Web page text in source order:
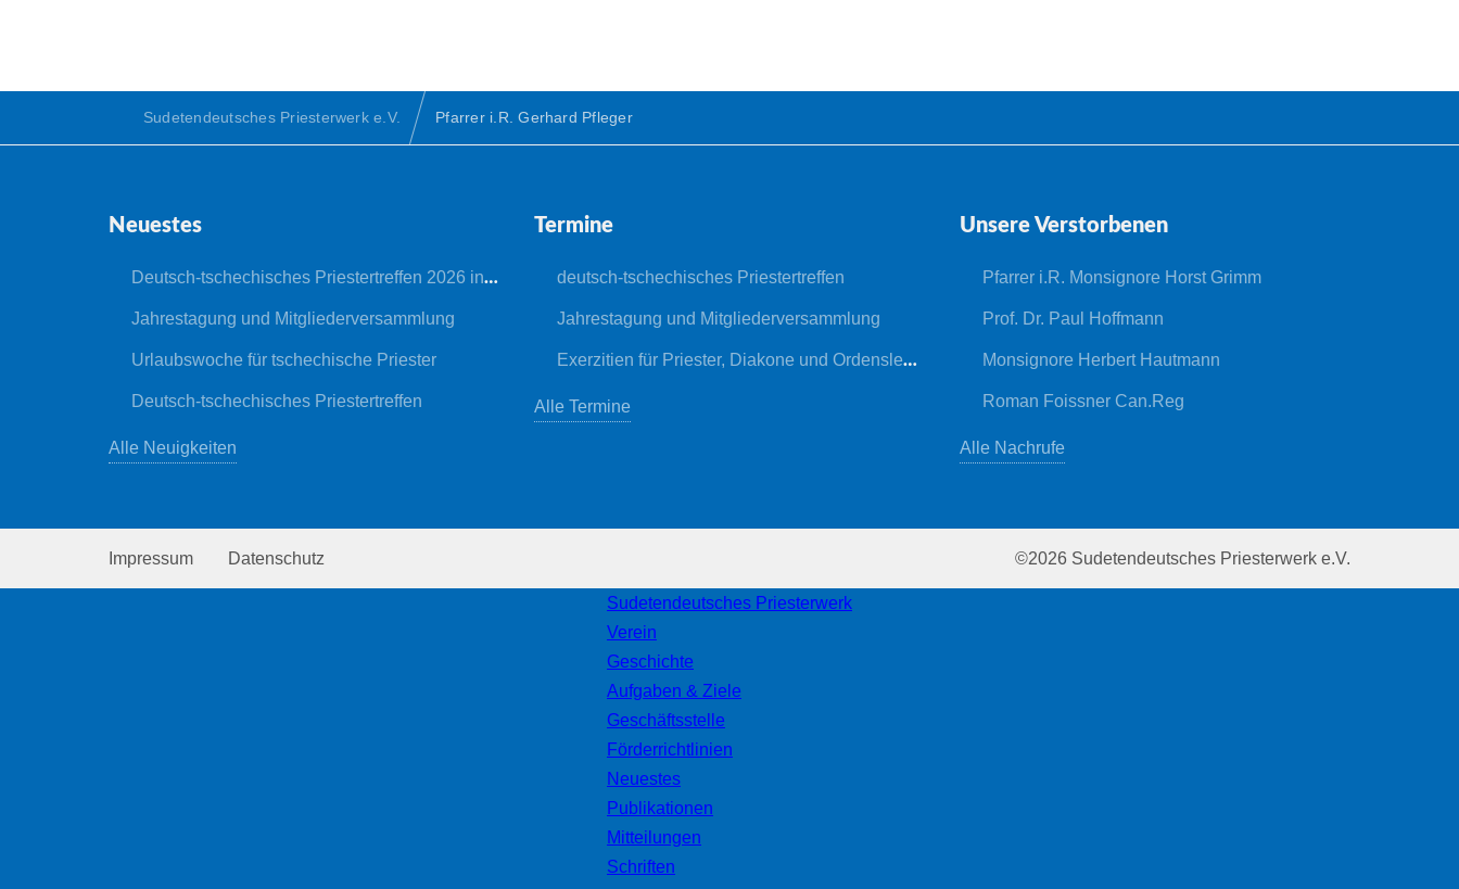
Sudetendeutsches Priesterwerk e.V. Pfarrer i.R. Gerhard Pfleger
Neuestes
Deutsch-tschechisches Priestertreffen 2026 in Nepomuk
Jahrestagung und Mitgliederversammlung
Urlaubswoche für tschechische Priester
Deutsch-tschechisches Priestertreffen
Alle Neuigkeiten
Termine
deutsch-tschechisches Priestertreffen
Jahrestagung und Mitgliederversammlung
Exerzitien für Priester, Diakone und Ordensleute
Alle Termine
Unsere Verstorbenen
Pfarrer i.R. Monsignore Horst Grimm
Prof. Dr. Paul Hoffmann
Monsignore Herbert Hautmann
Roman Foissner Can.Reg
Alle Nachrufe
Impressum Datenschutz ©2026 Sudetendeutsches Priesterwerk e.V.
Sudetendeutsches Priesterwerk
Verein
Geschichte
Aufgaben & Ziele
Geschäftsstelle
Förderrichtlinien
Neuestes
Publikationen
Mitteilungen
Schriften